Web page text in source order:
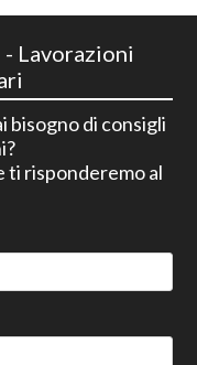
Lavorazioni
bisogno di consigli
ti risponderemo al